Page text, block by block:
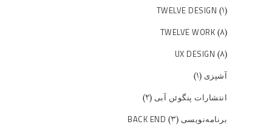
TWELVE DESIGN (۱)
TWELVE WORK (۸)
UX DESIGN (۸)
آشپزی (۱)
انتشارات پنگوئن آبی (۲)
برنامه‌نویسی BACK END (۳)